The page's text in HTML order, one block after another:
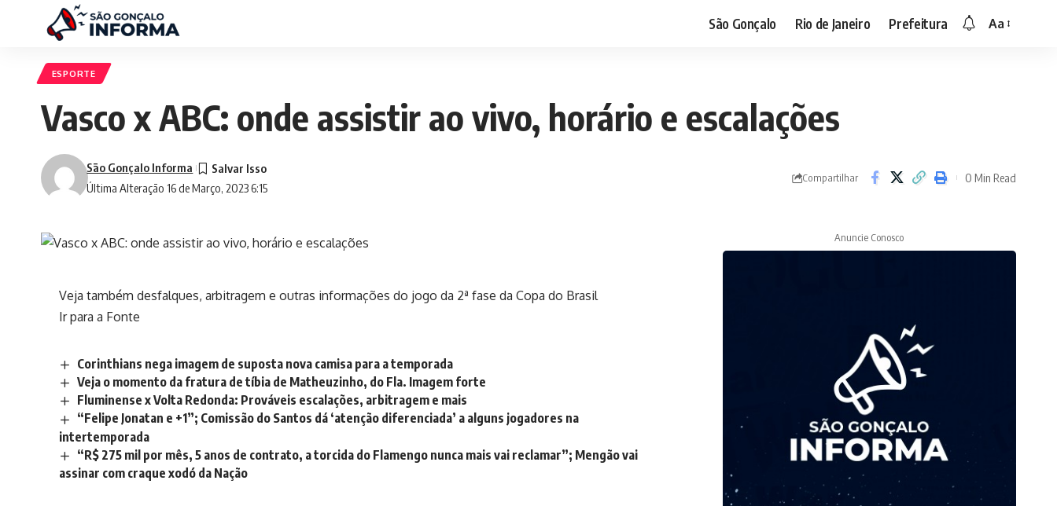
São Gonçalo Rio de Janeiro Prefeitura Aa
ESPORTE
Vasco x ABC: onde assistir ao vivo, horário e escalações
Última Alteração 16 de Março, 2023 6:15
São Gonçalo Informa
Compartilhar 0 Min Read
Veja também desfalques, arbitragem e outras informações do jogo da 2ª fase da Copa do Brasil
Ir para a Fonte
Corinthians nega imagem de suposta nova camisa para a temporada
Veja o momento da fratura de tíbia de Matheuzinho, do Fla. Imagem forte
Fluminense x Volta Redonda: Prováveis escalações, arbitragem e mais
“Felipe Jonatan e +1”; Comissão do Santos dá ‘atenção diferenciada’ a alguns jogadores na
intertemporada
“R$ 275 mil por mês, 5 anos de contrato, a torcida do Flamengo nunca mais vai reclamar”; Mengão vai
assinar com craque xodó da Nação
Anuncie Conosco